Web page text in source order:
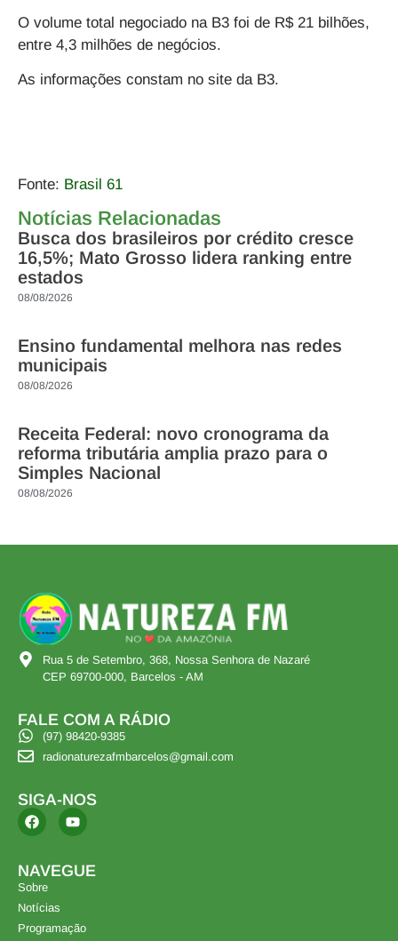
O volume total negociado na B3 foi de R$ 21 bilhões,
entre 4,3 milhões de negócios.
As informações constam no site da B3.
Fonte: Brasil 61
Notícias Relacionadas
Busca dos brasileiros por crédito cresce
16,5%; Mato Grosso lidera ranking entre
estados
08/08/2026
Ensino fundamental melhora nas redes
municipais
08/08/2026
Receita Federal: novo cronograma da
reforma tributária amplia prazo para o
Simples Nacional
08/08/2026
Rua 5 de Setembro, 368, Nossa Senhora de Nazaré
CEP 69700-000, Barcelos - AM
FALE COM A RÁDIO
(97) 98420-9385
radionaturezafmbarcelos@gmail.com
SIGA-NOS
NAVEGUE
Sobre
Notícias
Programação